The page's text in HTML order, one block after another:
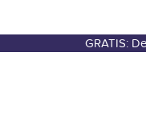
GRATIS: